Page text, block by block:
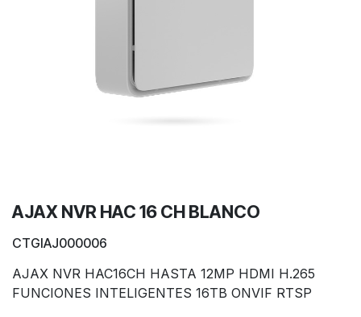
AJAX NVR HAC 16 CH BLANCO
CTGIAJ000006
AJAX NVR HAC16CH HASTA 12MP HDMI H.265
FUNCIONES INTELIGENTES 16TB ONVIF RTSP